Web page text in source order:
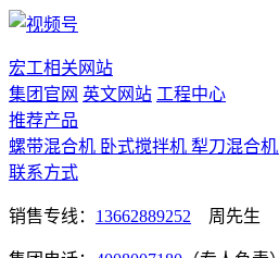
宏工相关网站
集团官网 英文网站 工程中心
推荐产品
螺带混合机 卧式搅拌机 犁刀混合机
联系方式
销售专线： 13662889252 周先生